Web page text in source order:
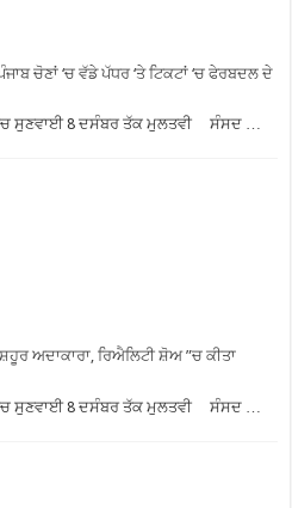
ਚੋਣਾਂ ‘ਚ ਵੱਡੇ ਪੱਧਰ ‘ਤੇ ਟਿਕਟਾਂ ‘ਚ ਫੇਰਬਦਲ ਦੇ
‘ਚ ਸੁਣਵਾਈ 8 ਦਸੰਬਰ ਤੱਕ ਮੁਲਤਵੀ ਸੰਸਦ …
ਅਦਾਕਾਰਾ, ਰਿਐਲਿਟੀ ਸ਼ੋਅ ”ਚ ਕੀਤਾ
‘ਚ ਸੁਣਵਾਈ 8 ਦਸੰਬਰ ਤੱਕ ਮੁਲਤਵੀ ਸੰਸਦ …